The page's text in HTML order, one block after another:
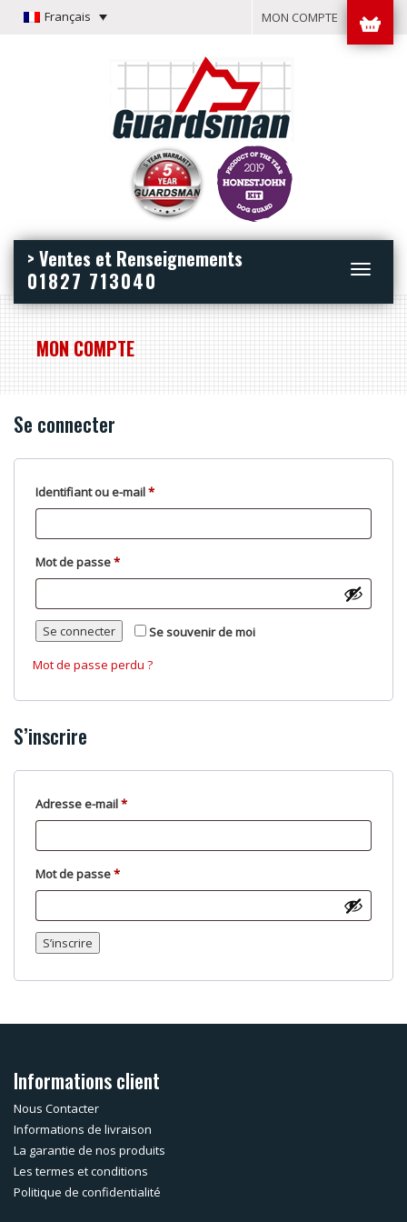
Français MON COMPTE
Toggle
> Ventes et Renseignements
01827 713040
MON COMPTE
Se connecter
Identifiant ou e-mail*Obligatoire
Mot de passe*Obligatoire
Se souvenir de moi
Se connecter
Mot de passe perdu ?
S’inscrire
Adresse e-mail*Obligatoire
Mot de passe*Obligatoire
S’inscrire
Informations client
Nous Contacter
Informations de livraison
La garantie de nos produits
Les termes et conditions
Politique de confidentialité